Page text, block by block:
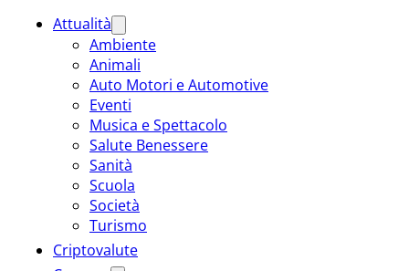
Attualità
Ambiente
Animali
Auto Motori e Automotive
Eventi
Musica e Spettacolo
Salute Benessere
Sanità
Scuola
Società
Turismo
Criptovalute